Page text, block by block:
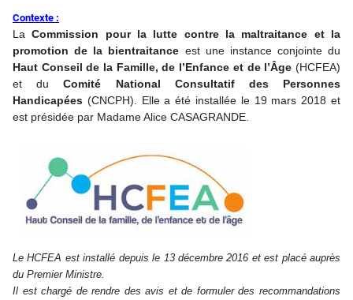
Contexte :
LaCommission pour la lutte contre la maltraitance et la
promotion de la bientraitance est une instance conjointe du
Haut Conseil de la Famille, de l’Enfance et de l’Âge (HCFEA)
et duComité National Consultatif des Personnes
Handicapées (CNCPH). Elle a été installée le 19 mars 2018 et
est présidée par Madame Alice CASAGRANDE.
Le HCFEA est installé depuis le 13 décembre 2016 et est placé auprès
du Premier Ministre.
Il est chargé de rendre des avis et de formuler des recommandations